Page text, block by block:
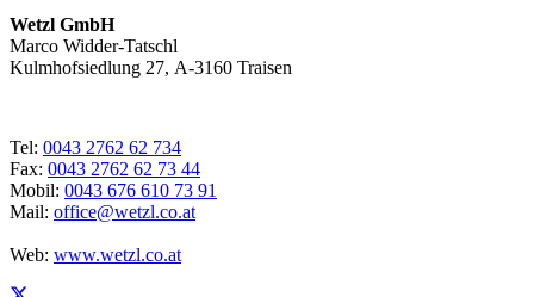
Wetzl GmbH
Marco Widder-Tatschl
Kulmhofsiedlung 27, A-3160 Traisen
Tel: 0043 2762 62 734
Fax: 0043 2762 62 73 44
Mobil: 0043 676 610 73 91
Mail: office@wetzl.co.at
Web: www.wetzl.co.at